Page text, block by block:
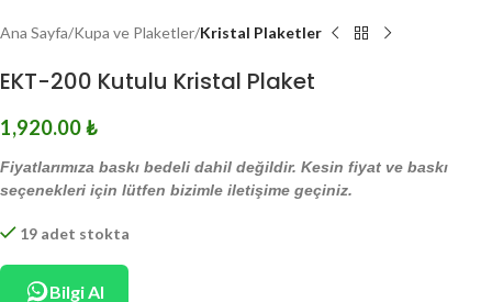
Ana Sayfa Kupa ve Plaketler Kristal Plaketler
EKT-200 Kutulu Kristal Plaket
1,920.00₺
Fiyatlarımıza baskı bedeli dahil değildir. Kesin fiyat ve baskı
seçenekleri için lütfen bizimle iletişime geçiniz.
19 adet stokta
Bilgi Al